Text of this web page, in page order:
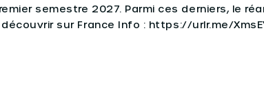
semestre 2027. Parmi ces derniers, le
découvrir sur France Info : https://urlr.me/